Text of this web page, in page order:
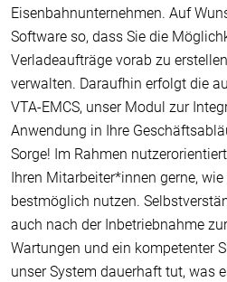
Eisenbahnunternehmen. Auf
Software so, dass Sie die
Verladeaufträge vorab zu
verwalten. Daraufhin erfolgt die
VTA-EMCS, unser Modul zur
Anwendung in Ihre
Sorge! Im Rahmen
Ihren Mitarbeiter*innen gerne,
bestmöglich nutzen.
auch nach der Inbetriebnahme
Wartungen und ein kompetenter
unser System dauerhaft tut, was